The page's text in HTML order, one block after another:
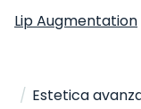
Lip Augmentation
Hogar
/
Estetica
/ Estetica